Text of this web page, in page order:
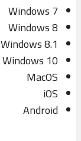
Windows 7
Windows 8
Windows 8.1
Windows 10
MacOS
iOS
Android